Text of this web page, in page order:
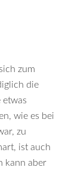
zum
die
etwas
wie es bei
zu
ist auch
kann aber